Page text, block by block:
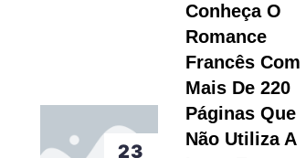
23
Conheça O
Romance
Francês Com
Mais De 220
Páginas Que
Não Utiliza A